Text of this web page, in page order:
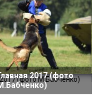
2017 (фото М.Бабченко)